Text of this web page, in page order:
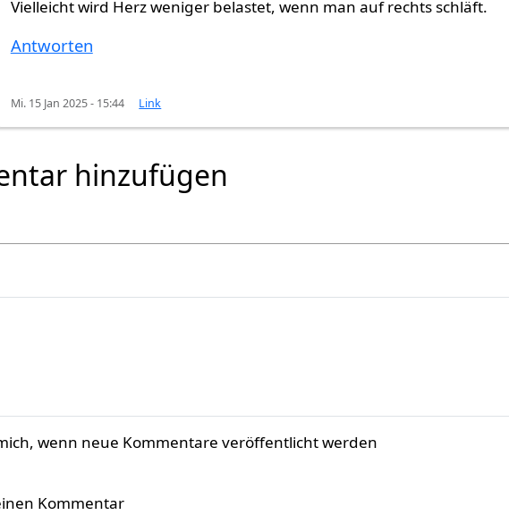
Vielleicht wird Herz weniger belastet, wenn man auf rechts schläft.
Antworten
Mi. 15 Jan 2025 - 15:44 Link
hinzufügen
wenn neue Kommentare veröffentlicht werden
Kommentar